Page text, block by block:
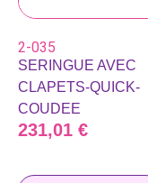
2-035
SERINGUE AVEC
CLAPETS-QUICK-
COUDEE
231,01 €